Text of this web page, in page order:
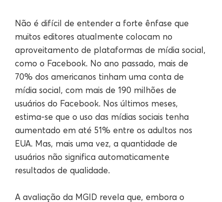
Não é difícil de entender a forte ênfase que
muitos editores atualmente colocam no
aproveitamento de plataformas de mídia social,
como o Facebook. No ano passado, mais de
70% dos americanos tinham uma conta de
mídia social, com mais de 190 milhões de
usuários do Facebook. Nos últimos meses,
estima-se que o uso das mídias sociais tenha
aumentado em até 51% entre os adultos nos
EUA. Mas, mais uma vez, a quantidade de
usuários não significa automaticamente
resultados de qualidade.
A avaliação da MGID revela que, embora o